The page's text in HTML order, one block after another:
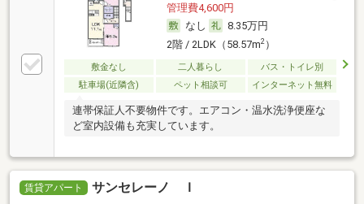
管理費4,600円
なし
8.35万円
2階 / 2LDK（58.57m2）
敷金なし 二人暮らし
バス・トイレ別
駐車場(近隣含)
ペット相談可 インターネット無料
連帯保証人不要物件です。エアコン・温水洗浄便座な
ど室内設備も充実しています。
賃貸アパート サンセレーノ Ｉ